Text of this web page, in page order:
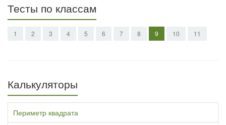
Тесты по классам
1 2 3 4 5 6 7 8 9 10 11
Калькуляторы
Периметр квадрата